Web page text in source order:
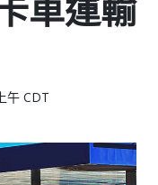
車運輸
午 CDT